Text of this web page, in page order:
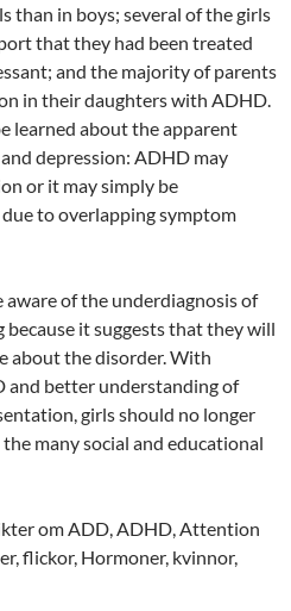
than in boys; several of the girls
that they had been treated
and the majority of parents
in their daughters with ADHD.
learned about the apparent
depression: ADHD may
or it may simply be
to overlapping symptom
of the underdiagnosis of
it suggests that they will
about the disorder. With
and better understanding of
girls should no longer
many social and educational
om ADD, ADHD, Attention
flickor, Hormoner, kvinnor,